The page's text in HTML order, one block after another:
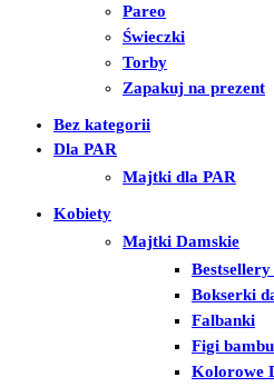
Pareo
Świeczki
Torby
Zapakuj na prezent
Bez kategorii
Dla PAR
Majtki dla PAR
Kobiety
Majtki Damskie
Bokserki
Falbanki
Figi
Kolorowe